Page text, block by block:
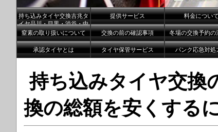
持ち込みタイヤ交換吉兆タ
イヤ品川・目黒・渋谷・中
央区港区
提供サービス 料金につい
窒素の取り扱いについて 交換の前の確認事項 冬場の交換予約の
承認タイヤとは タイヤ保管サービス パンク応急対処
持ち込みタイヤ交換
換の総額を安くする